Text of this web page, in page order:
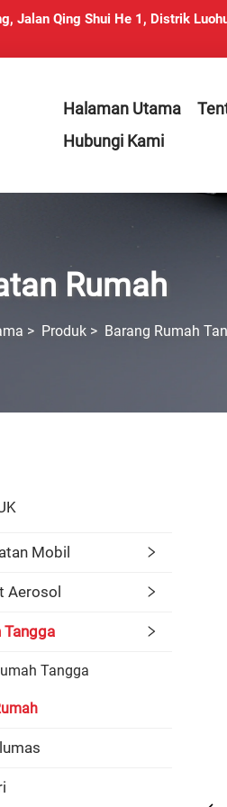
Jalan Qing Shui He 1, Distrik
Halaman Utama
Hubungi Kami
Rumah
> Produk > Barang Rumah
Mobil
Aerosol
Tangga
Tangga